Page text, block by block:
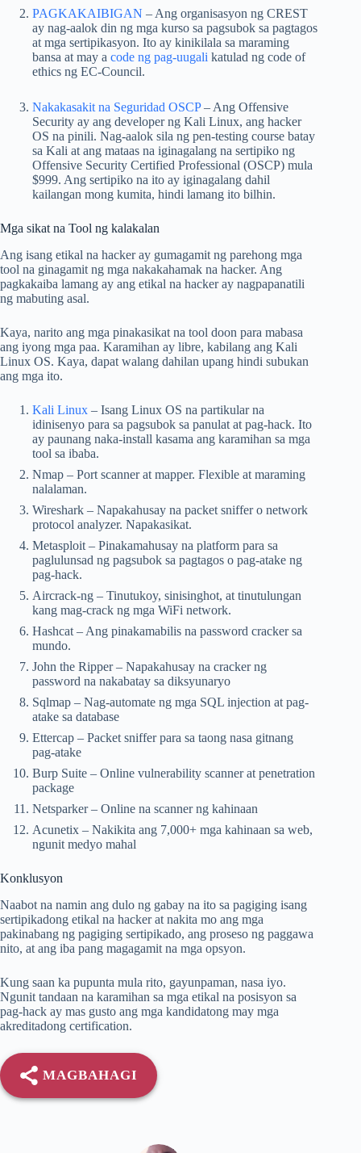
PAGKAKAIBIGAN – Ang organisasyon ng CREST
ay nag-aalok din ng mga kurso sa pagsubok sa pagtagos
at mga sertipikasyon. Ito ay kinikilala sa maraming
bansa at may a code ng pag-uugali katulad ng code of
ethics ng EC-Council.
Nakakasakit na Seguridad OSCP– Ang Offensive
Security ay ang developer ng Kali Linux, ang hacker
OS na pinili. Nag-aalok sila ng pen-testing course batay
sa Kali at ang mataas na iginagalang na sertipiko ng
Offensive Security Certified Professional (OSCP) mula
$999. Ang sertipiko na ito ay iginagalang dahil
kailangan mong kumita, hindi lamang ito bilhin.
Mga sikat na Tool ng kalakalan
Ang isang etikal na hacker ay gumagamit ng parehong mga
tool na ginagamit ng mga nakakahamak na hacker. Ang
pagkakaiba lamang ay ang etikal na hacker ay nagpapanatili
ng mabuting asal.
Kaya, narito ang mga pinakasikat na tool doon para mabasa
ang iyong mga paa. Karamihan ay libre, kabilang ang Kali
Linux OS. Kaya, dapat walang dahilan upang hindi subukan
ang mga ito.
Kali Linux – Isang Linux OS na partikular na
idinisenyo para sa pagsubok sa panulat at pag-hack. Ito
ay paunang naka-install kasama ang karamihan sa mga
tool sa ibaba.
Nmap – Port scanner at mapper. Flexible at maraming
nalalaman.
Wireshark – Napakahusay na packet sniffer o network
protocol analyzer. Napakasikat.
Metasploit – Pinakamahusay na platform para sa
paglulunsad ng pagsubok sa pagtagos o pag-atake ng
pag-hack.
Aircrack-ng – Tinutukoy, sinisinghot, at tinutulungan
kang mag-crack ng mga WiFi network.
Hashcat – Ang pinakamabilis na password cracker sa
mundo.
John the Ripper – Napakahusay na cracker ng
password na nakabatay sa diksyunaryo
Sqlmap – Nag-automate ng mga SQL injection at pag-
atake sa database
Ettercap – Packet sniffer para sa taong nasa gitnang
pag-atake
Burp Suite – Online vulnerability scanner at penetration
package
Netsparker – Online na scanner ng kahinaan
Acunetix – Nakikita ang 7,000+ mga kahinaan sa web,
ngunit medyo mahal
Konklusyon
Naabot na namin ang dulo ng gabay na ito sa pagiging isang
sertipikadong etikal na hacker at nakita mo ang mga
pakinabang ng pagiging sertipikado, ang proseso ng paggawa
nito, at ang iba pang magagamit na mga opsyon.
Kung saan ka pupunta mula rito, gayunpaman, nasa iyo.
Ngunit tandaan na karamihan sa mga etikal na posisyon sa
pag-hack ay mas gusto ang mga kandidatong may mga
akreditadong certification.
MAGBAHAGI